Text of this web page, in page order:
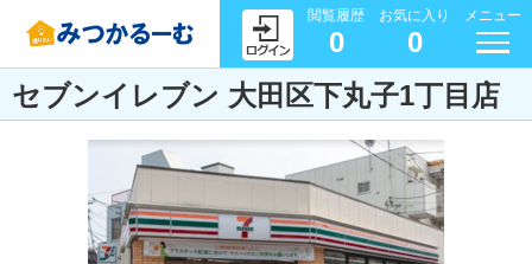
閲覧履歴
0
お気に入り
0
メニュー
セブンイレブン 大田区下丸子1丁目店